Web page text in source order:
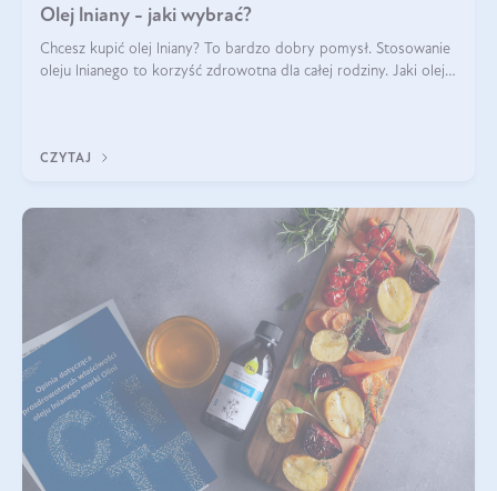
Olej lniany - jaki wybrać?
Chcesz kupić olej lniany? To bardzo dobry pomysł. Stosowanie
oleju lnianego to korzyść zdrowotna dla całej rodziny. Jaki olej
CZYTAJ